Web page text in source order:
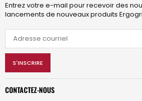
Entrez votre e-mail pour recevoir des
lancements de nouveaux produits
S'INSCRIRE
CONTACTEZ-NOUS